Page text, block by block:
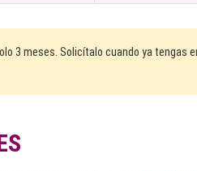
3 meses. Solicítalo cuando ya tengas